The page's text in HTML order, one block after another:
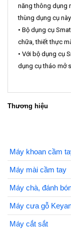
năng thông dụng
thùng dụng cụ
• Bộ dụng cụ
chữa, thiết thực
• Với bộ dụng cụ
dụng cụ tháo mở
Thương hiệu
Máy khoan cầm
Máy mài cầm tay
Máy chà, đánh
Máy cưa gỗ
Máy cắt sắt